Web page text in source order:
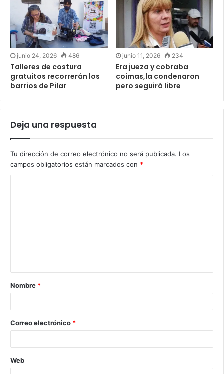
junio 24, 2026 486
Talleres de costura
gratuitos recorrerán los
barrios de Pilar
junio 11, 2026 234
Era jueza y cobraba
coimas,la condenaron
pero seguirá libre
Deja una respuesta
Tu dirección de correo electrónico no será publicada. Los
campos obligatorios están marcados con *
Nombre *
Correo electrónico *
Web